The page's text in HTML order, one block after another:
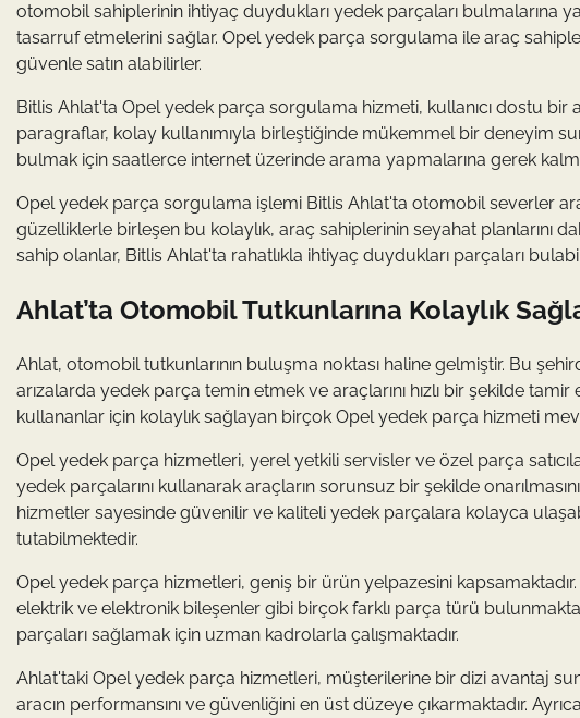
otomobil sahiplerinin ihtiyaç duydukları yedek parçaları bulmalarına
tasarruf etmelerini sağlar. Opel yedek parça sorgulama ile araç
güvenle satın alabilirler.
Bitlis Ahlat'ta Opel yedek parça sorgulama hizmeti, kullanıcı dostu bir
paragraflar, kolay kullanımıyla birleştiğinde mükemmel bir deneyim
bulmak için saatlerce internet üzerinde arama yapmalarına gerek
Opel yedek parça sorgulama işlemi Bitlis Ahlat'ta otomobil severler
güzelliklerle birleşen bu kolaylık, araç sahiplerinin seyahat planlarını
sahip olanlar, Bitlis Ahlat'ta rahatlıkla ihtiyaç duydukları parçaları
Ahlat’ta Otomobil Tutkunlarına Kolaylık
Ahlat, otomobil tutkunlarının buluşma noktası haline gelmiştir. Bu
arızalarda yedek parça temin etmek ve araçlarını hızlı bir şekilde
kullananlar için kolaylık sağlayan birçok Opel yedek parça hizmeti
Opel yedek parça hizmetleri, yerel yetkili servisler ve özel parça
yedek parçalarını kullanarak araçların sorunsuz bir şekilde
hizmetler sayesinde güvenilir ve kaliteli yedek parçalara kolayca
tutabilmektedir.
Opel yedek parça hizmetleri, geniş bir ürün yelpazesini
elektrik ve elektronik bileşenler gibi birçok farklı parça türü
parçaları sağlamak için uzman kadrolarla çalışmaktadır.
Ahlat'taki Opel yedek parça hizmetleri, müşterilerine bir dizi avantaj
aracın performansını ve güvenliğini en üst düzeye çıkarmaktadır.